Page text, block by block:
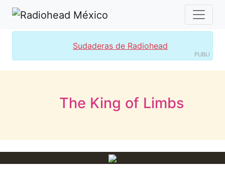
Sudaderas de Radiohead
PUBLI
The King of Limbs